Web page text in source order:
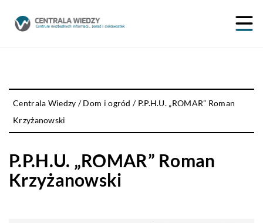
Centrala Wiedzy /Dom i ogród / P.P.H.U. „ROMAR” Roman
Krzyżanowski
P.P.H.U. „ROMAR” Roman
Krzyżanowski